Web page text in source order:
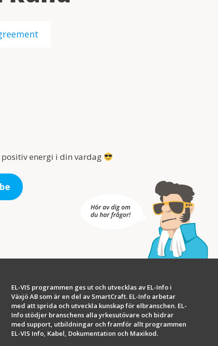
energi i din vardag
EL-VIS programmen ges ut och utvecklas av EL-Info i
Växjö AB som är en del av SmartCraft. EL-Info arbetar
med att sprida och utveckla kunskap för elbranschen. EL-
Info stödjer branschens alla yrkesutövare och bidrar
med support, utbildningar och framför allt programmen
EL-VIS Info, Kabel, Dokumentation och Maxikod.